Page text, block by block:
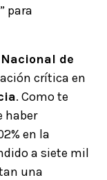
” para
Nacional de
crítica en
. Como te
haber
en la
a siete mil
una